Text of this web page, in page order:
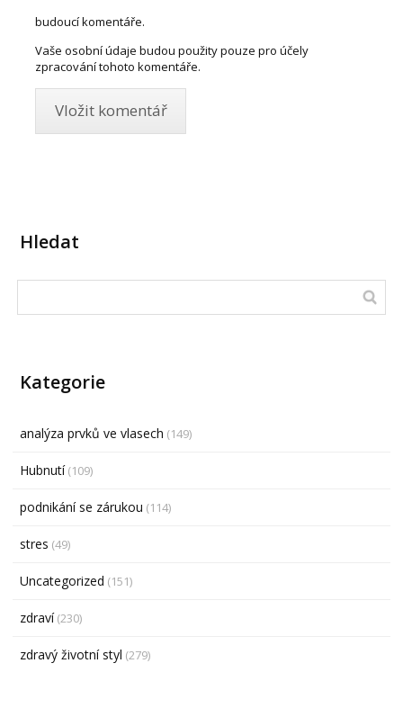
budoucí komentáře.
Vaše osobní údaje budou použity pouze pro účely
zpracování tohoto komentáře.
Hledat
Kategorie
analýza prvků ve vlasech (149)
Hubnutí(109)
podnikání se zárukou (114)
stres (49)
Uncategorized (151)
zdraví(230)
zdravý životní styl (279)